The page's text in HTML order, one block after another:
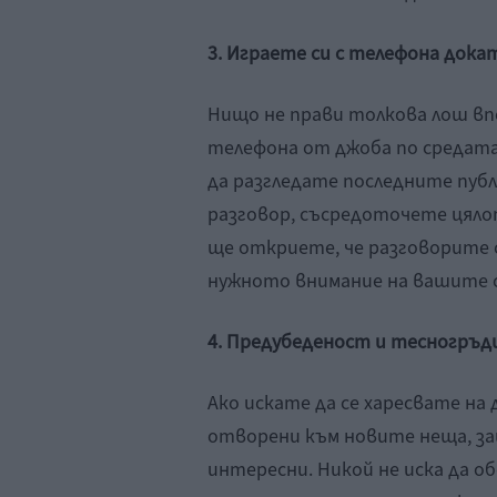
3. Играете си с телефона
Нищо не прави толкова лош
телефона от джоба по
да разгледате последните
разговор, съсредоточете
ще откриете, че разговорите
нужното внимание на вашите
4. Предубеденост и
Ако искате да се харесвате
отворени към новите неща,
интересни. Никой не иска да